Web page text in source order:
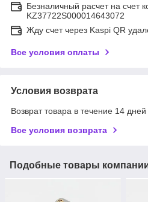
Безналичный расчет на счет
KZ37722S000014643072
Жду счет через Kaspi QR
Все условия оплаты
Условия возврата
Возврат товара в течение 14
Все условия возврата
Подобные товары